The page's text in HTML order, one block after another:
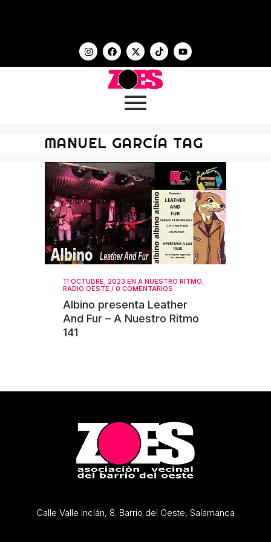
MANUEL GARCÍA TAG
11 OCTUBRE, 2023 EN A NUESTRO RITMO
RADIO OESTE / 0 COMENTARIOS
Albino presenta Leather
And Fur – A Nuestro Ritmo
141
Calle Valle Inclán, 8. Barrio del Oeste, Salamanca